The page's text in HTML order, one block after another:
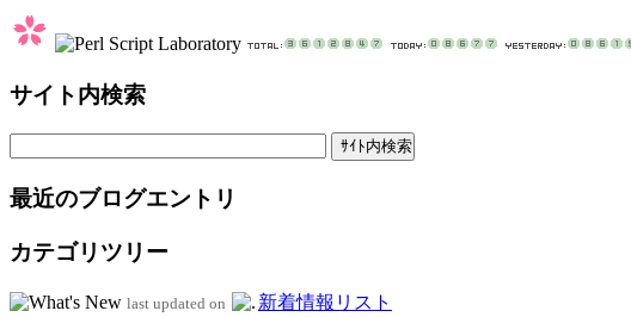
サイト内検索
最近のブログエントリ
カテゴリツリー
last updated on 新着情報リスト